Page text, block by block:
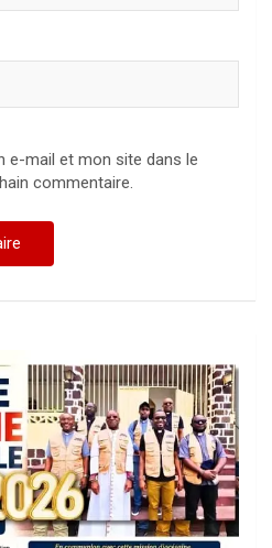
e-mail et mon site dans le
commentaire.